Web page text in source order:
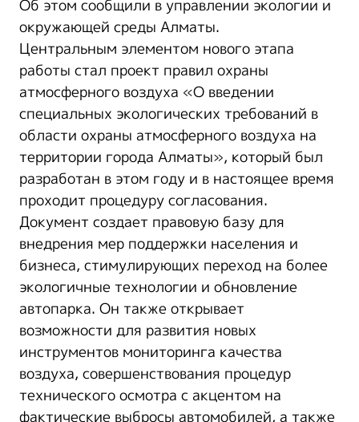
Об этом сообщили в управлении экологии и
окружающей среды Алматы.
Центральным элементом нового этапа
работы стал проект правил охраны
атмосферного воздуха «О введении
специальных экологических требований в
области охраны атмосферного воздуха на
территории города Алматы», который был
разработан в этом году и в настоящее время
проходит процедуру согласования.
Документ создает правовую базу для
внедрения мер поддержки населения и
бизнеса, стимулирующих переход на более
экологичные технологии и обновление
автопарка. Он также открывает
возможности для развития новых
инструментов мониторинга качества
воздуха, совершенствования процедур
технического осмотра с акцентом на
фактические выбросы автомобилей, а также